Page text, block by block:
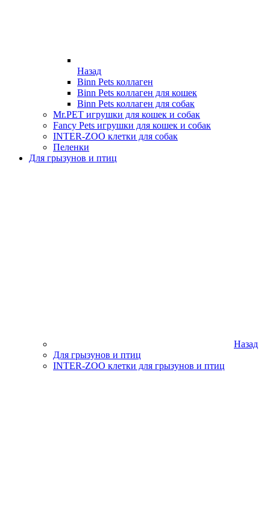
Назад
Binn Pets коллаген
Binn Pets коллаген для кошек
Binn Pets коллаген для собак
Mr.PET игрушки для кошек и собак
Fancy Pets игрушки для кошек и собак
INTER-ZOO клетки для собак
Пеленки
Для грызунов и птиц
Назад
Для грызунов и птиц
INTER-ZOO клетки для грызунов и птиц